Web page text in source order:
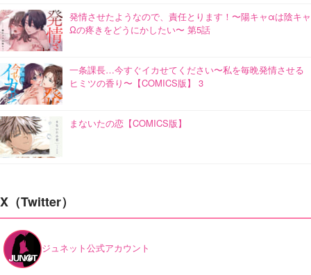
発情させたようなので、責任とります！〜陽キャαは陰キャ
Ωの疼きをどうにかしたい〜 第5話
一条課長…今すぐイカせてください〜私を毎晩発情させる
ヒミツの香り〜【COMICS版】 3
まないたの恋【COMICS版】
X（Twitter）
ジュネット公式アカウント